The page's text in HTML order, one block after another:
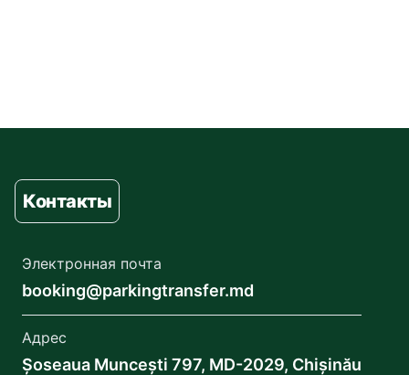
Контакты
Электронная почта
booking@parkingtransfer.md
Адрес
Șoseaua Muncești 797, MD-2029, Chișinău